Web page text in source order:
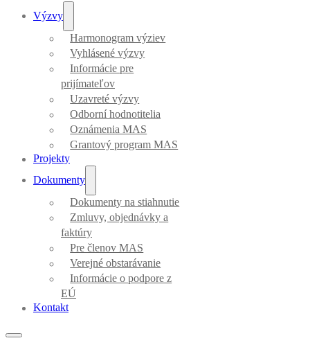
Výzvy
Harmonogram výziev
Vyhlásené výzvy
Informácie pre
prijímateľov
Uzavreté výzvy
Odborní hodnotitelia
Oznámenia MAS
Grantový program MAS
Projekty
Dokumenty
Dokumenty na stiahnutie
Zmluvy, objednávky a
faktúry
Pre členov MAS
Verejné obstarávanie
Informácie o podpore z
EÚ
Kontakt